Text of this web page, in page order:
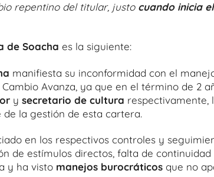
repentino del titular, justo cuando inicia
de Soacha es la siguiente:
manifiesta su inconformidad con el
Avanza, ya que en el término de 2
y secretario de cultura respectivamente,
la gestión de esta cartera.
en los respectivos controles y
de estímulos directos, falta de
y ha visto manejos burocráticos que no